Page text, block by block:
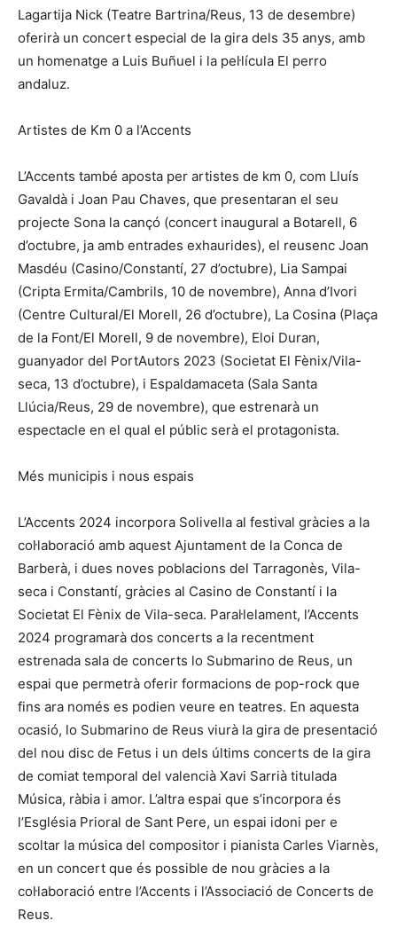
Lagartija Nick (Teatre Bartrina/Reus, 13 de desembre)
oferirà un concert especial de la gira dels 35 anys, amb
un homenatge a Luis Buñuel i la pel·lícula El perro
andaluz.
Artistes de Km 0 a l’Accents
L’Accents també aposta per artistes de km 0, com Lluís
Gavaldà i Joan Pau Chaves, que presentaran el seu
projecte Sona la cançó (concert inaugural a Botarell, 6
d’octubre, ja amb entrades exhaurides), el reusenc Joan
Masdéu (Casino/Constantí, 27 d’octubre), Lia Sampai
(Cripta Ermita/Cambrils, 10 de novembre), Anna d’Ivori
(Centre Cultural/El Morell, 26 d’octubre), La Cosina (Plaça
de la Font/El Morell, 9 de novembre), Eloi Duran,
guanyador del PortAutors 2023 (Societat El Fènix/Vila-
seca, 13 d’octubre), i Espaldamaceta (Sala Santa
Llúcia/Reus, 29 de novembre), que estrenarà un
espectacle en el qual el públic serà el protagonista.
Més municipis i nous espais
L’Accents 2024 incorpora Solivella al festival gràcies a la
col·laboració amb aquest Ajuntament de la Conca de
Barberà, i dues noves poblacions del Tarragonès, Vila-
seca i Constantí, gràcies al Casino de Constantí i la
Societat El Fènix de Vila-seca. Paral·lelament, l’Accents
2024 programarà dos concerts a la recentment
estrenada sala de concerts lo Submarino de Reus, un
espai que permetrà oferir formacions de pop-rock que
fins ara només es podien veure en teatres. En aquesta
ocasió, lo Submarino de Reus viurà la gira de presentació
del nou disc de Fetus i un dels últims concerts de la gira
de comiat temporal del valencià Xavi Sarrià titulada
Música, ràbia i amor. L’altra espai que s’incorpora és
l’Església Prioral de Sant Pere, un espai idoni per e
scoltar la música del compositor i pianista Carles Viarnès,
en un concert que és possible de nou gràcies a la
col·laboració entre l’Accents i l’Associació de Concerts de
Reus.